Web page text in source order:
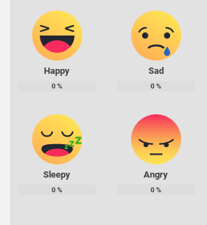
Happy
0%
Sad
0%
Sleepy
0%
Angry
0%